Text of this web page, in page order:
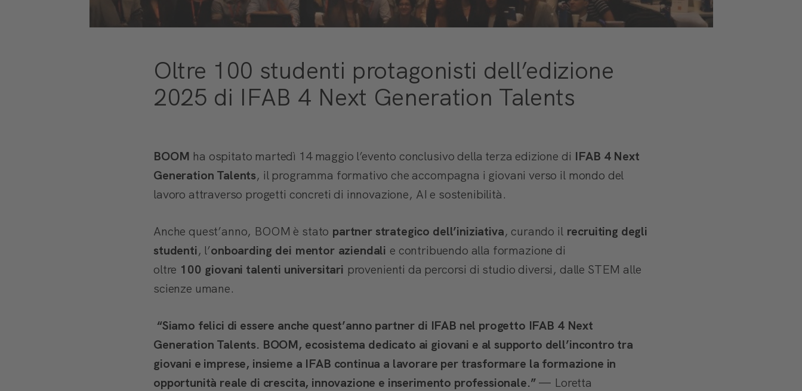
Oltre 100 studenti protagonisti dell’edizione
2025 di IFAB 4 Next Generation Talents
BOOM ha ospitato martedì 14 maggio l’evento conclusivo della terza edizione di IFAB 4 Next
Generation Talents, il programma formativo che accompagna i giovani verso il mondo del
lavoro attraverso progetti concreti di innovazione, AI e sostenibilità.
Anche quest’anno, BOOM è stato partner strategico dell’iniziativa, curando il recruiting degli
studenti, l’onboarding dei mentoraziendali e contribuendo alla formazione di
oltre 100 giovani talenti universitari provenienti da percorsi di studio diversi, dalle STEM alle
scienze umane.
“Siamo felici di essere anche quest’anno partner di IFAB nel progetto IFAB 4 Next
Generation Talents. BOOM, ecosistema dedicato ai giovani e al supporto dell’incontro tra
giovani e imprese, insieme a IFAB continua a lavorare per trasformare la formazione in
opportunità reale di crescita, innovazione e inserimento professionale.” — Loretta